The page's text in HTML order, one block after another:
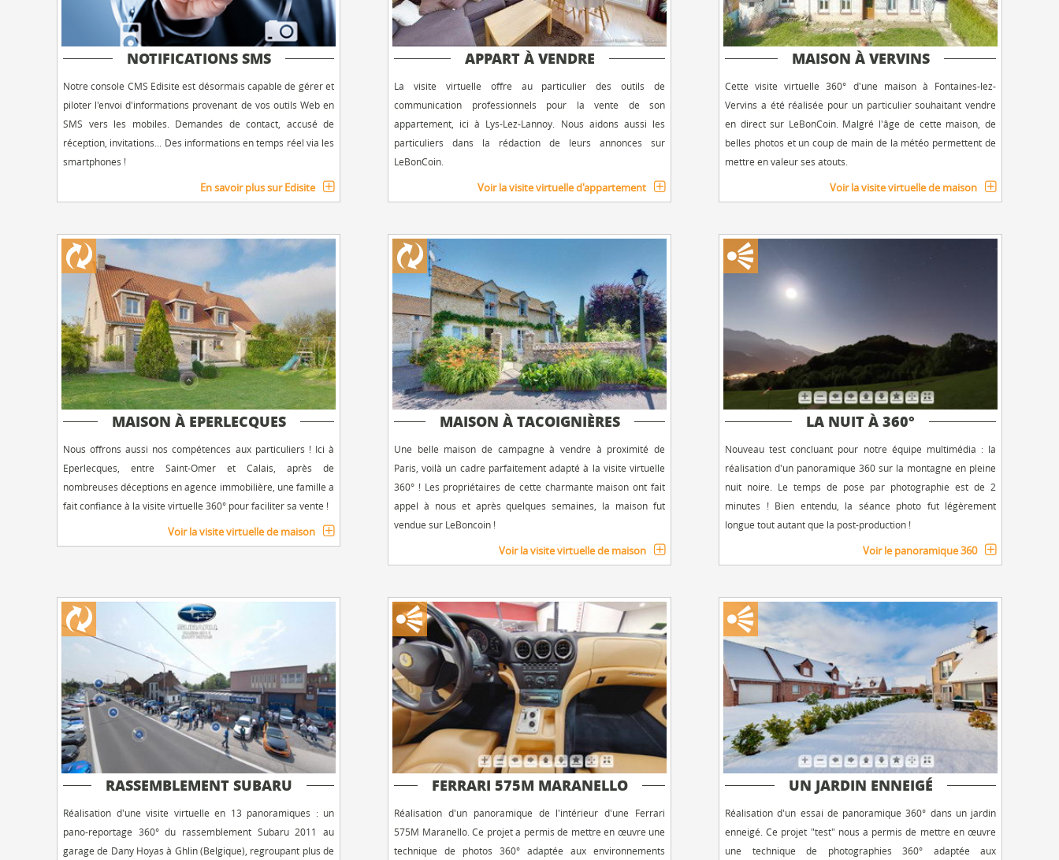
NOTIFICATIONS SMS
Notre console CMS Edisite est désormais capable de gérer et
piloter l'envoi d'informations provenant de vos outils Web en
SMS vers les mobiles. Demandes de contact, accusé de
réception, invitations... Des informations en temps réel via les
smartphones !
En savoir plus sur Edisite
APPART À VENDRE
La visite virtuelle offre au particulier des outils de
communication professionnels pour la vente de son
appartement, ici à Lys-Lez-Lannoy. Nous aidons aussi les
particuliers dans la rédaction de leurs annonces sur
LeBonCoin.
Voir la visite virtuelle d'appartement
MAISON À VERVINS
Cette visite virtuelle 360° d'une maison à Fontaines-lez-
Vervins a été réalisée pour un particulier souhaitant vendre
en direct sur LeBonCoin. Malgré l'âge de cette maison, de
belles photos et un coup de main de la météo permettent de
mettre en valeur ses atouts.
Voir la visite virtuelle de maison
MAISON À EPERLECQUES
Nous offrons aussi nos compétences aux particuliers ! Ici à
Eperlecques, entre Saint-Omer et Calais, après de
nombreuses déceptions en agence immobilière, une famille a
fait confiance à la visite virtuelle 360° pour faciliter sa vente !
Voir la visite virtuelle de maison
MAISON À TACOIGNIÈRES
Une belle maison de campagne à vendre à proximité de
Paris, voilà un cadre parfaitement adapté à la visite virtuelle
360° ! Les propriétaires de cette charmante maison ont fait
appel à nous et après quelques semaines, la maison fut
vendue sur LeBoncoin !
Voir la visite virtuelle de maison
LA NUIT À 360°
Nouveau test concluant pour notre équipe multimédia : la
réalisation d'un panoramique 360 sur la montagne en pleine
nuit noire. Le temps de pose par photographie est de 2
minutes ! Bien entendu, la séance photo fut légèrement
longue tout autant que la post-production !
Voir le panoramique 360
RASSEMBLEMENT SUBARU
Réalisation d'une visite virtuelle en 13 panoramiques : un
pano-reportage 360° du rassemblement Subaru 2011 au
garage de Dany Hoyas à Ghlin (Belgique), regroupant plus de
FERRARI 575M MARANELLO
Réalisation d'un panoramique de l'intérieur d'une Ferrari
575M Maranello. Ce projet a permis de mettre en œuvre une
technique de photos 360° adaptée aux environnements
UN JARDIN ENNEIGÉ
Réalisation d'un essai de panoramique 360° dans un jardin
enneigé. Ce projet "test" nous a permis de mettre en œuvre
une technique de photographies 360° adaptée aux